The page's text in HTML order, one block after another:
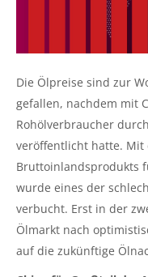
Die Ölpreise sind zur
gefallen, nachdem mit
Rohölverbraucher
veröffentlicht hatte. Mit
Bruttoinlandsprodukts
wurde eines der
verbucht. Erst in der
Ölmarkt nach
auf die zukünftige